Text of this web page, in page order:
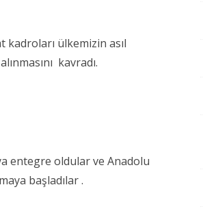
kadroları ülkemizin asıl
kavradı.
entegre oldular ve Anadolu
başladılar .